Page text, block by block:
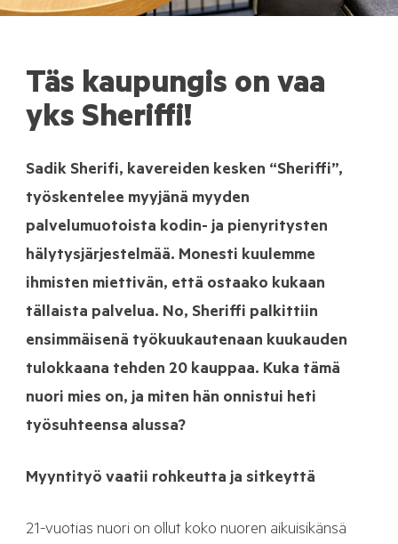
Täs kaupungis on vaa
yks Sheriffi!
Sadik Sherifi, kavereiden kesken “Sheriffi”,
työskentelee myyjänä myyden
palvelumuotoista kodin- ja pienyritysten
hälytysjärjestelmää. Monesti kuulemme
ihmisten miettivän, että ostaako kukaan
tällaista palvelua. No, Sheriffi palkittiin
ensimmäisenä työkuukautenaan kuukauden
tulokkaana tehden 20 kauppaa. Kuka tämä
nuori mies on, ja miten hän onnistui heti
työsuhteensa alussa?
Myyntityö vaatii rohkeutta ja sitkeyttä
21-vuotias nuori on ollut koko nuoren aikuisikänsä